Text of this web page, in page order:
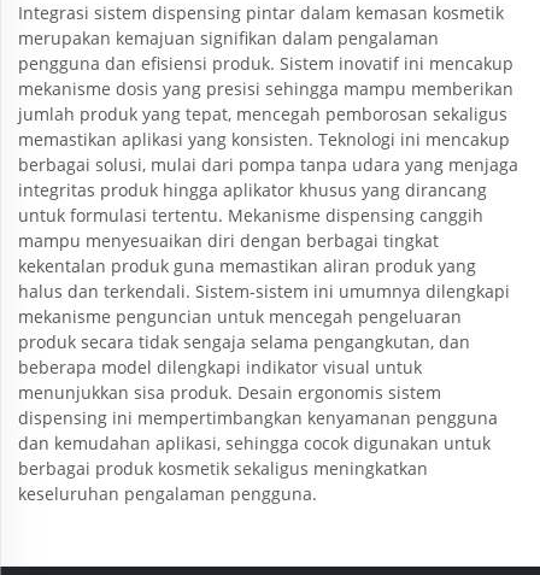
Integrasi sistem dispensing pintar dalam kemasan kosmetik
merupakan kemajuan signifikan dalam pengalaman
pengguna dan efisiensi produk. Sistem inovatif ini mencakup
mekanisme dosis yang presisi sehingga mampu memberikan
jumlah produk yang tepat, mencegah pemborosan sekaligus
memastikan aplikasi yang konsisten. Teknologi ini mencakup
berbagai solusi, mulai dari pompa tanpa udara yang menjaga
integritas produk hingga aplikator khusus yang dirancang
untuk formulasi tertentu. Mekanisme dispensing canggih
mampu menyesuaikan diri dengan berbagai tingkat
kekentalan produk guna memastikan aliran produk yang
halus dan terkendali. Sistem-sistem ini umumnya dilengkapi
mekanisme penguncian untuk mencegah pengeluaran
produk secara tidak sengaja selama pengangkutan, dan
beberapa model dilengkapi indikator visual untuk
menunjukkan sisa produk. Desain ergonomis sistem
dispensing ini mempertimbangkan kenyamanan pengguna
dan kemudahan aplikasi, sehingga cocok digunakan untuk
berbagai produk kosmetik sekaligus meningkatkan
keseluruhan pengalaman pengguna.